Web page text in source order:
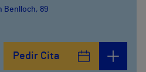
Benlloch, 89
Pedir Cita